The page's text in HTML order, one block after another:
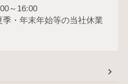
～16:00
季・年末年始等の当社休業